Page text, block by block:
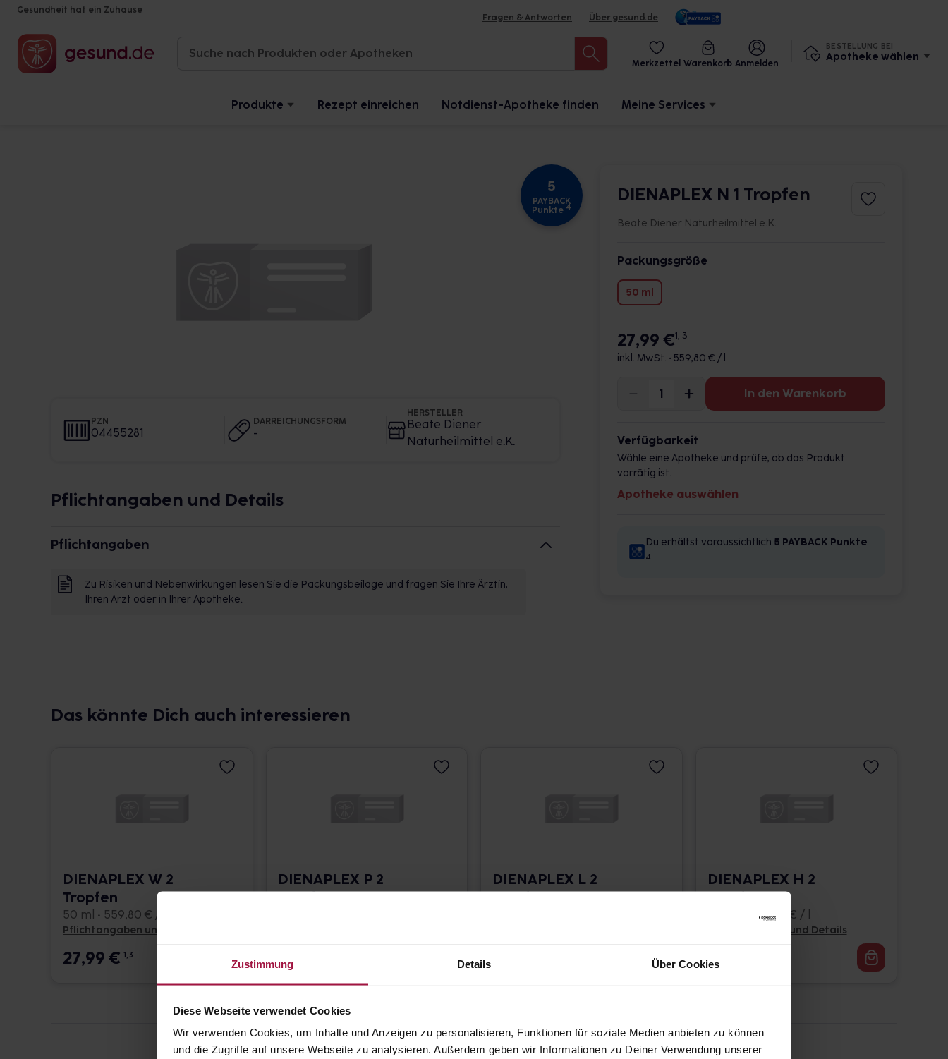
Zustimmung Details Über Cookies
Diese Webseite verwendet Cookies
Wir verwenden Cookies, um Inhalte und Anzeigen zu personalisieren, Funktionen für soziale Medien anbieten zu können
und die Zugriffe auf unsere Webseite zu analysieren. Außerdem geben wir Informationen zu Deiner Verwendung unserer
Gesundheit hat ein Zuhause
Fragen & Antworten Über gesund.de
Merkzettel Warenkorb Anmelden
BESTELLUNG BEI
Apotheke wählen
Produkte Rezept einreichen Notdienst-Apotheke finden Meine Services
5
PAYBACK
Punkte 4
PZN
04455281
DARREICHUNGSFORM
-
HERSTELLER
Beate Diener
Naturheilmittel e.K.
Pflichtangaben und Details
Pflichtangaben
Zu Risiken und Nebenwirkungen lesen Sie die Packungsbeilage und fragen Sie Ihre Ärztin,
Ihren Arzt oder in Ihrer Apotheke.
DIENAPLEX N 1 Tropfen
Beate Diener Naturheilmittel e.K.
Packungsgröße
50 ml
27,99 €1, 3
inkl. MwSt. • 559,80 € / l
In den Warenkorb
Verfügbarkeit
Wähle eine Apotheke und prüfe, ob das Produkt
vorrätig ist.
Apotheke auswählen
Du erhältst voraussichtlich 5 PAYBACK Punkte
4
Das könnte Dich auch interessieren
DIENAPLEX W 2
Tropfen
50 ml • 559,80 € / l
Pflichtangaben und Details
27,99€ 1, 3
DIENAPLEX P 2
Tropfen
27,99
DIENAPLEX L 2
Tropfen
DIENAPLEX H 2
Tropfen
50 ml • 559,80 € / l
Pflichtangaben und Details
27,99